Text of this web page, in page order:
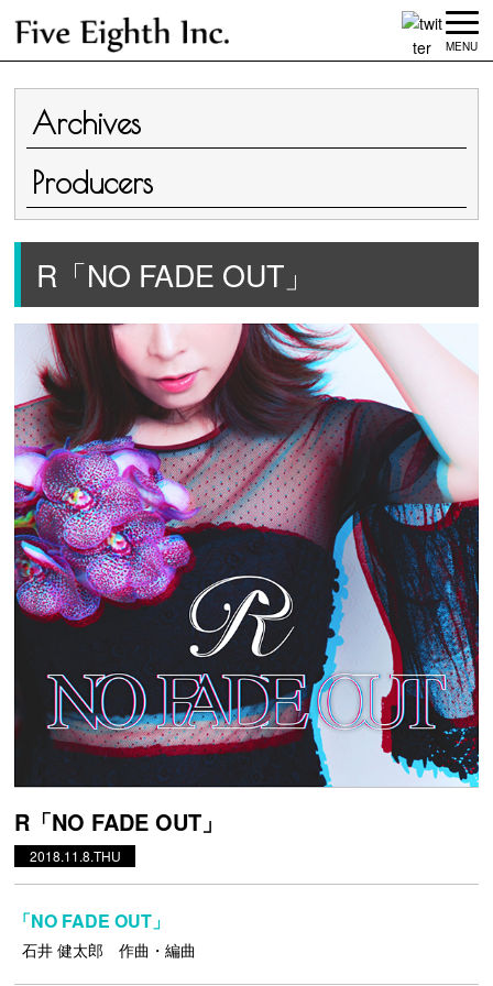
MENU
Archives
Producers
R「NO FADE OUT」
R「NO FADE OUT」
2018.11.8.THU
「NO FADE OUT」
石井 健太郎 作曲・編曲